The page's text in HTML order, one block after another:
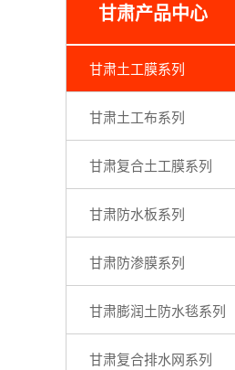
甘肃产品中心
甘肃土工膜系列
甘肃土工布系列
甘肃复合土工膜系列
甘肃防水板系列
甘肃防渗膜系列
甘肃膨润土防水毯系列
甘肃复合排水网系列